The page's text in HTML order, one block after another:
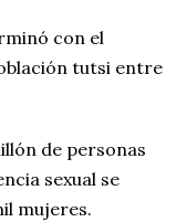
con el
tutsi entre
de personas
sexual se
mujeres.